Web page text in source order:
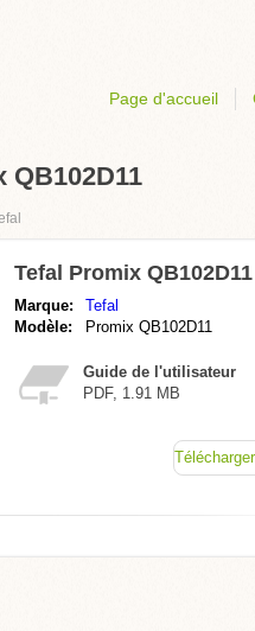
Page d'accueil
QB102D11
Tefal Promix QB102D11
Marque:
Tefal
Modèle:
Promix QB102D11
Guide de l'utilisateur
PDF, 1.91 MB